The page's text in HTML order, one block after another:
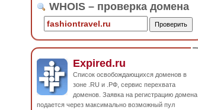
WHOIS – проверка домена
Expired.ru
Список освобождающихся доменов в
зоне .RU и .РФ, сервис перехвата
доменов. Заявка на регистрацию домена
подается через максимально возможный пул